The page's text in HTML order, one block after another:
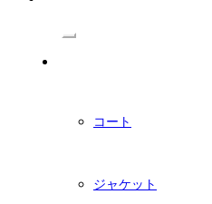
コート
ジャケット